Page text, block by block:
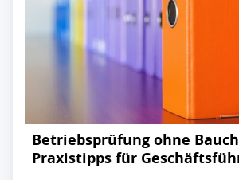
Betriebsprüfung ohne
Praxistipps für